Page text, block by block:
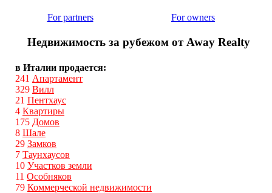
For partners For owners
Недвижимость за рубежом от Away Realty
в Италии продается:
241 Апартамент
329 Вилл
21 Пентхаус
4 Квартиры
175 Домов
8 Шале
29 Замков
7 Таунхаусов
10 Участков земли
11 Особняков
79 Коммерческой недвижимости